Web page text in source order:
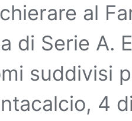
al
di Serie A.
suddivisi
4